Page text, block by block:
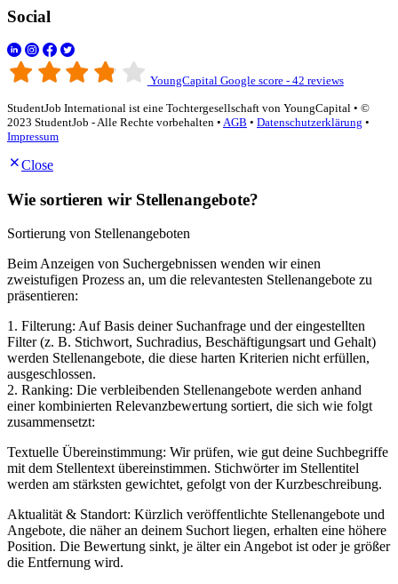
Social
YoungCapital Google score - 42 reviews
StudentJob International ist eine Tochtergesellschaft von YoungCapital • ©
2023 StudentJob - Alle Rechte vorbehalten • AGB • Datenschutzerklärung •
Impressum
Close
Wie sortieren wir Stellenangebote?
Sortierung von Stellenangeboten
Beim Anzeigen von Suchergebnissen wenden wir einen
zweistufigen Prozess an, um die relevantesten Stellenangebote zu
präsentieren:
1. Filterung: Auf Basis deiner Suchanfrage und der eingestellten
Filter (z. B. Stichwort, Suchradius, Beschäftigungsart und Gehalt)
werden Stellenangebote, die diese harten Kriterien nicht erfüllen,
ausgeschlossen.
2. Ranking: Die verbleibenden Stellenangebote werden anhand
einer kombinierten Relevanzbewertung sortiert, die sich wie folgt
zusammensetzt:
Textuelle Übereinstimmung: Wir prüfen, wie gut deine Suchbegriffe
mit dem Stellentext übereinstimmen. Stichwörter im Stellentitel
werden am stärksten gewichtet, gefolgt von der Kurzbeschreibung.
Aktualität & Standort: Kürzlich veröffentlichte Stellenangebote und
Angebote, die näher an deinem Suchort liegen, erhalten eine höhere
Position. Die Bewertung sinkt, je älter ein Angebot ist oder je größer
die Entfernung wird.